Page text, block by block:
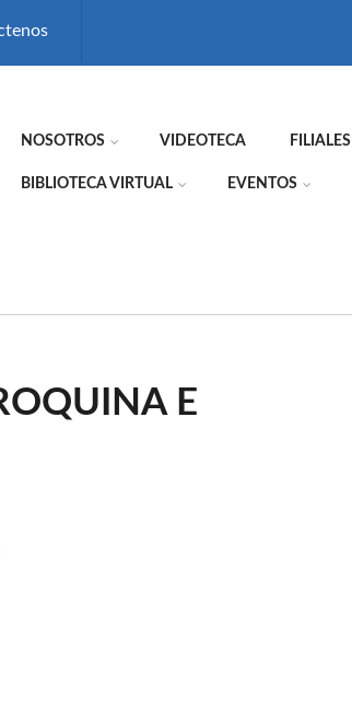
NOSOTROS VIDEOTECA FILIALES
BIBLIOTECA VIRTUAL EVENTOS
E